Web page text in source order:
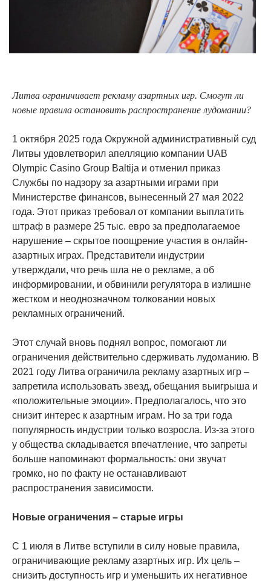
Литва ограничивает рекламу азартных игр. Смогут ли
новые правила остановить распространение лудомании?
1 октября 2025 года Окружной административный суд
Литвы удовлетворил апелляцию компании UAB
Olympic Casino Group Baltija и отменил приказ
Службы по надзору за азартными играми при
Министерстве финансов, вынесенный 27 мая 2022
года. Этот приказ требовал от компании выплатить
штраф в размере 25 тыс. евро за предполагаемое
нарушение – скрытое поощрение участия в онлайн-
азартных играх. Представители индустрии
утверждали, что речь шла не о рекламе, а об
информировании, и обвинили регулятора в излишне
жестком и неоднозначном толковании новых
рекламных ограничений.
Этот случай вновь поднял вопрос, помогают ли
ограничения действительно сдерживать лудоманию. В
2021 году Литва ограничила рекламу азартных игр –
запретила использовать звезд, обещания выигрыша и
«положительные эмоции». Предполагалось, что это
снизит интерес к азартным играм. Но за три года
популярность индустрии только возросла. Из-за этого
у общества складывается впечатление, что запреты
больше напоминают формальность: они звучат
громко, но по факту не останавливают
распространения зависимости.
Новые ограничения – старые игры
С 1 июля в Литве вступили в силу новые правила,
ограничивающие рекламу азартных игр. Их цель –
снизить доступность игр и уменьшить их негативное